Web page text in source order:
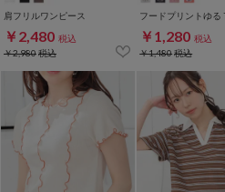
肩フリルワンピース
￥2,480 税込
￥2,980税込
フードプリントゆる
￥1,280 税込
￥1,480税込